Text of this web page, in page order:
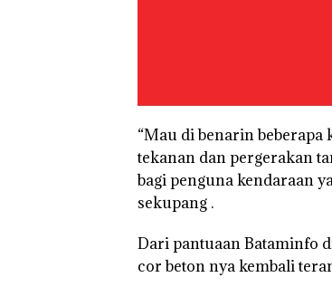
“Mau di benarin
tekanan dan pergerakan
bagi penguna kendaraan
sekupang .
Dari pantuaan Bataminfo
cor beton nya kembali